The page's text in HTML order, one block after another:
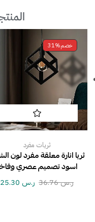
خصم31%
ثريات مفرد
ثريا انارة معلقة مفرد لون
اسود تصميم عصري
ر.س36.76 ر.س